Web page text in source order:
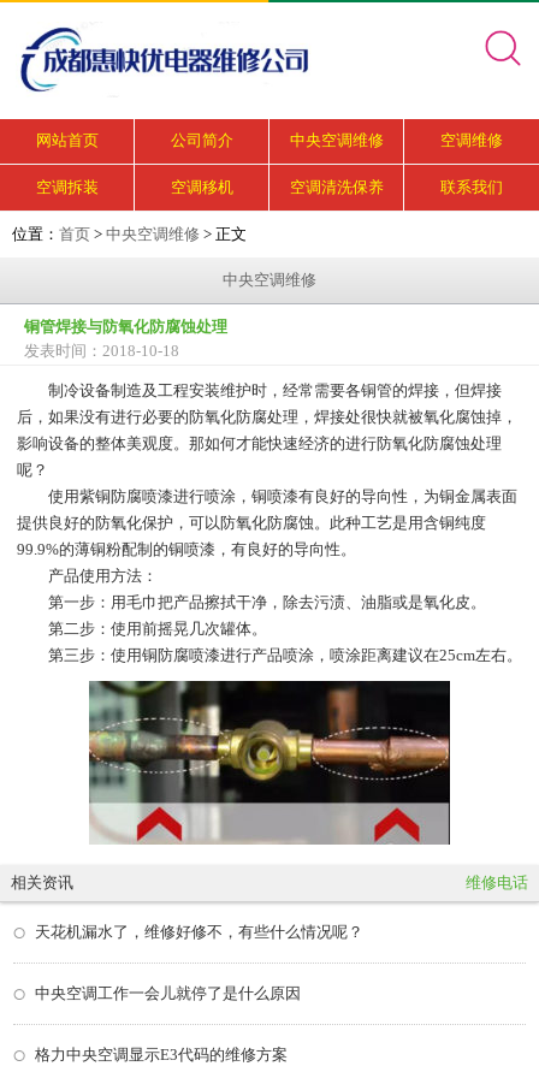
网站首页 公司简介 中央空调维修 空调维修
空调拆装 空调移机 空调清洗保养 联系我们
位置： 首页 > 中央空调维修 > 正文
中央空调维修
铜管焊接与防氧化防腐蚀处理
发表时间：2018-10-18
制冷设备制造及工程安装维护时，经常需要各铜管的焊接，但焊接
后，如果没有进行必要的防氧化防腐处理，焊接处很快就被氧化腐蚀掉，
影响设备的整体美观度。那如何才能快速经济的进行防氧化防腐蚀处理
呢？
使用紫铜防腐喷漆进行喷涂，铜喷漆有良好的导向性，为铜金属表面
提供良好的防氧化保护，可以防氧化防腐蚀。此种工艺是用含铜纯度
99.9%的薄铜粉配制的铜喷漆，有良好的导向性。
产品使用方法：
第一步：用毛巾把产品擦拭干净，除去污渍、油脂或是氧化皮。
第二步：使用前摇晃几次罐体。
第三步：使用铜防腐喷漆进行产品喷涂，喷涂距离建议在25cm左右。
相关资讯 维修电话
天花机漏水了，维修好修不，有些什么情况呢？
中央空调工作一会儿就停了是什么原因
格力中央空调显示E3代码的维修方案